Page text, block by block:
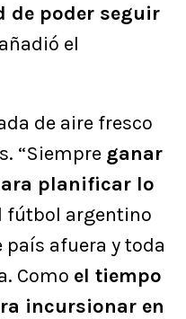
de poder seguir
el
de aire fresco
“Siempre ganar
planificar lo
fútbol argentino
afuera y toda
Como el tiempo
incursionar en